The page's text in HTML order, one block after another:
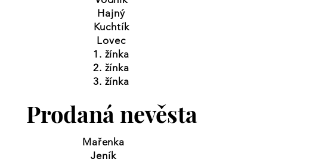
Hajný
Kuchtík
Lovec
1. žínka
2. žínka
3. žínka
Prodaná nevěsta
Mařenka
Jeník